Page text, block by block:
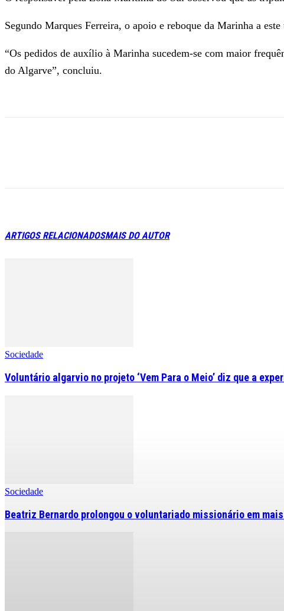
Segundo Marques Ferreira, o apoio e reboque da Marinha a
“Os pedidos de auxílio à Marinha sucedem-se com maior
do Algarve”, concluiu.
ARTIGOS RELACIONADOSMAIS DO AUTOR
Sociedade
Voluntário algarvio no projeto ‘Vem Para o Meio’ diz que a
Sociedade
Beatriz Bernardo prolongou o voluntariado missionário em